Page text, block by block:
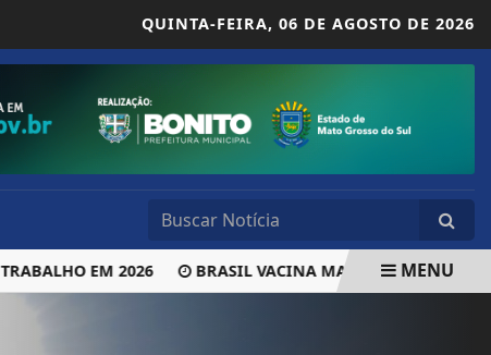
QUINTA-FEIRA, 06 DE AGOSTO DE 2026
EM 2026 BRASIL VACINA MAIS DE 1 MILHÃO DE
MENU